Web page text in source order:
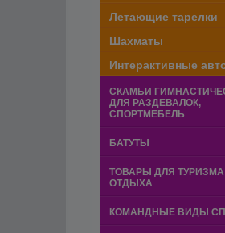
Летающие тарелки
Шахматы
Интерактивные
СКАМЬИ
ДЛЯ РАЗДЕВАЛОК,
СПОРТМЕБЕЛЬ
БАТУТЫ
ТОВАРЫ ДЛЯ ТУРИЗМА
ОТДЫХА
КОМАНДНЫЕ ВИДЫ